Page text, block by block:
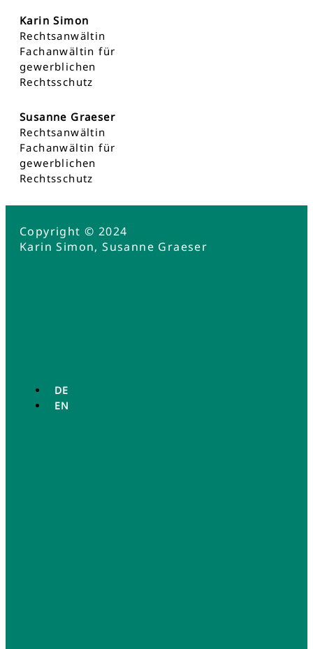
Karin Simon
Rechtsanwältin
Fachanwältin für
gewerblichen
Rechtsschutz
Susanne Graeser
Rechtsanwältin
Fachanwältin für
gewerblichen
Rechtsschutz
Copyright © 2024
Karin Simon, Susanne Graeser
DE
EN